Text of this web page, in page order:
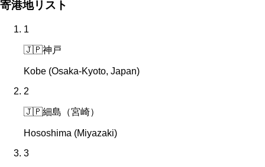
寄港地リスト
1
🇯🇵神戸
Kobe (Osaka-Kyoto, Japan)
2
🇯🇵細島（宮崎）
Hososhima (Miyazaki)
3